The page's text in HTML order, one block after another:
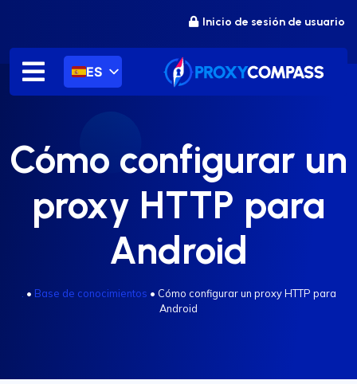
contenido
Inicio de sesión de usuario
ES
Cómo configurar un
proxy HTTP para
Android
• Base de conocimientos • Cómo configurar un proxy HTTP para
Android